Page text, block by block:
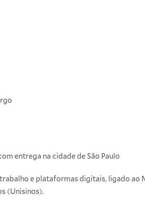
entrega na cidade de São Paulo
e plataformas digitais, ligado ao
(Unisinos).